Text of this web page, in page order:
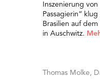
Inszenierung
Passagierin“
Brasilien auf
in Auschwitz.
Thomas Molke,